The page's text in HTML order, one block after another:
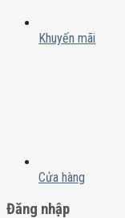
Khuyến mãi
Cửa hàng
Đăng nhập